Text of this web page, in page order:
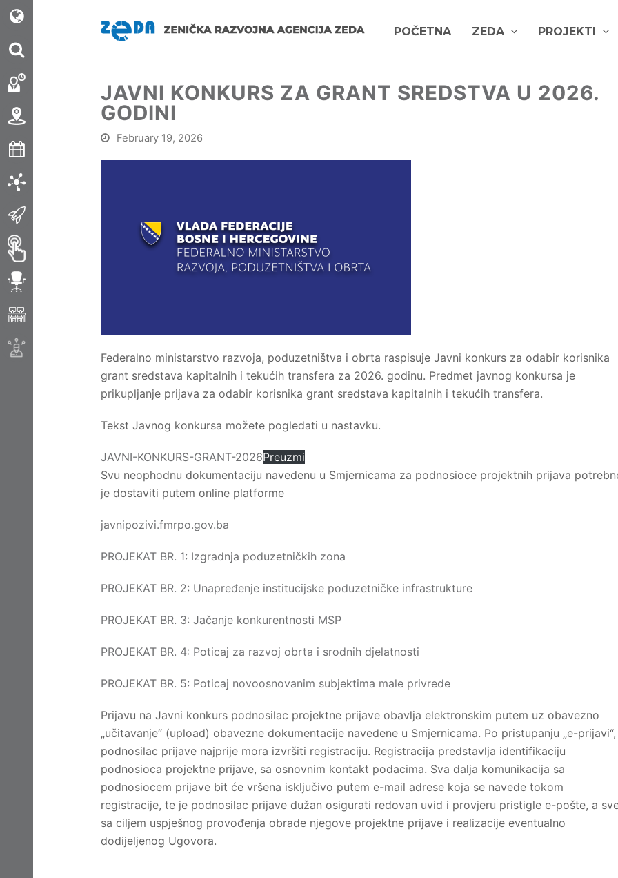
POČETNA ZEDA PROJEKTI
JAVNI KONKURS ZA GRANT SREDSTVA U 2026.
GODINI
February 19, 2026
Federalno ministarstvo razvoja, poduzetništva i obrta raspisuje Javni konkurs za odabir korisnika
grant sredstava kapitalnih i tekućih transfera za 2026. godinu. Predmet javnog konkursa je
prikupljanje prijava za odabir korisnika grant sredstava kapitalnih i tekućih transfera.
Tekst Javnog konkursa možete pogledati u nastavku.
JAVNI-KONKURS-GRANT-2026Preuzmi
Svu neophodnu dokumentaciju navedenu u Smjernicama za podnosioce projektnih prijava
je dostaviti putem online platforme
javnipozivi.fmrpo.gov.ba
PROJEKAT BR. 1: Izgradnja poduzetničkih zona
PROJEKAT BR. 2: Unapređenje institucijske poduzetničke infrastrukture
PROJEKAT BR. 3: Jačanje konkurentnosti MSP
PROJEKAT BR. 4: Poticaj za razvoj obrta i srodnih djelatnosti
PROJEKAT BR. 5: Poticaj novoosnovanim subjektima male privrede
Prijavu na Javni konkurs podnosilac projektne prijave obavlja elektronskim putem uz obavezno
„učitavanje“ (upload) obavezne dokumentacije navedene u Smjernicama. Po pristupanju „e-prijavi“,
podnosilac prijave najprije mora izvršiti registraciju. Registracija predstavlja identifikaciju
podnosioca projektne prijave, sa osnovnim kontakt podacima. Sva dalja komunikacija sa
podnosiocem prijave bit će vršena isključivo putem e-mail adrese koja se navede tokom
registracije, te je podnosilac prijave dužan osigurati redovan uvid i provjeru pristigle e-pošte, a
sa ciljem uspješnog provođenja obrade njegove projektne prijave i realizacije eventualno
dodijeljenog Ugovora.